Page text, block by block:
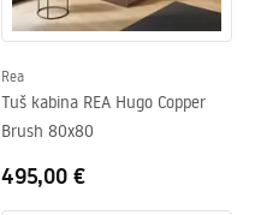
Rea
Tuš kabina REA Hugo Copper
Brush 80x80
495,00 €